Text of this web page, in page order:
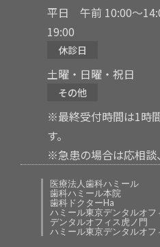
平日 午前 10:00〜
19:00
休診日
土曜・日曜・祝日
その他
※最終受付時間は1時
す。
※急患の場合は応相談
医療法人歯科ハミール
歯科ハミール本院
歯科ドクターHa
ハミール東京デンタルオフ
デンタルオフィス虎ノ門
ハミール東京デンタルオフ